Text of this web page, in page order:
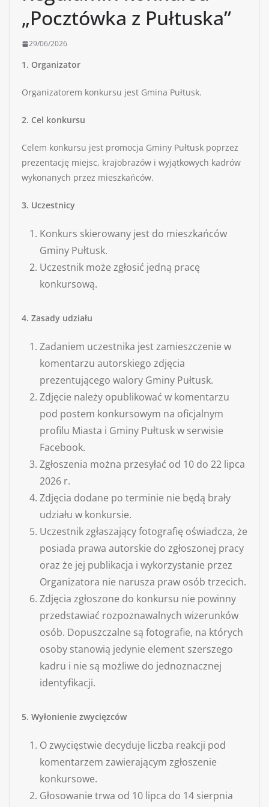
„Pocztówka z Pułtuska”
29/06/2026
1. Organizator
Organizatorem konkursu jest Gmina Pułtusk.
2. Cel konkursu
Celem konkursu jest promocja Gminy Pułtusk poprzez
prezentację miejsc, krajobrazów i wyjątkowych kadrów
wykonanych przez mieszkańców.
3. Uczestnicy
Konkurs skierowany jest do mieszkańców
Gminy Pułtusk.
Uczestnik może zgłosić jedną pracę
konkursową.
4. Zasady udziału
Zadaniem uczestnika jest zamieszczenie w
komentarzu autorskiego zdjęcia
prezentującego walory Gminy Pułtusk.
Zdjęcie należy opublikować w komentarzu
pod postem konkursowym na oficjalnym
profilu Miasta i Gminy Pułtusk w serwisie
Facebook.
Zgłoszenia można przesyłać od 10 do 22 lipca
2026 r.
Zdjęcia dodane po terminie nie będą brały
udziału w konkursie.
Uczestnik zgłaszający fotografię oświadcza, że
posiada prawa autorskie do zgłoszonej pracy
oraz że jej publikacja i wykorzystanie przez
Organizatora nie narusza praw osób trzecich.
Zdjęcia zgłoszone do konkursu nie powinny
przedstawiać rozpoznawalnych wizerunków
osób. Dopuszczalne są fotografie, na których
osoby stanowią jedynie element szerszego
kadru i nie są możliwe do jednoznacznej
identyfikacji.
5. Wyłonienie zwycięzców
O zwycięstwie decyduje liczba reakcji pod
komentarzem zawierającym zgłoszenie
konkursowe.
Głosowanie trwa od 10 lipca do 14 sierpnia